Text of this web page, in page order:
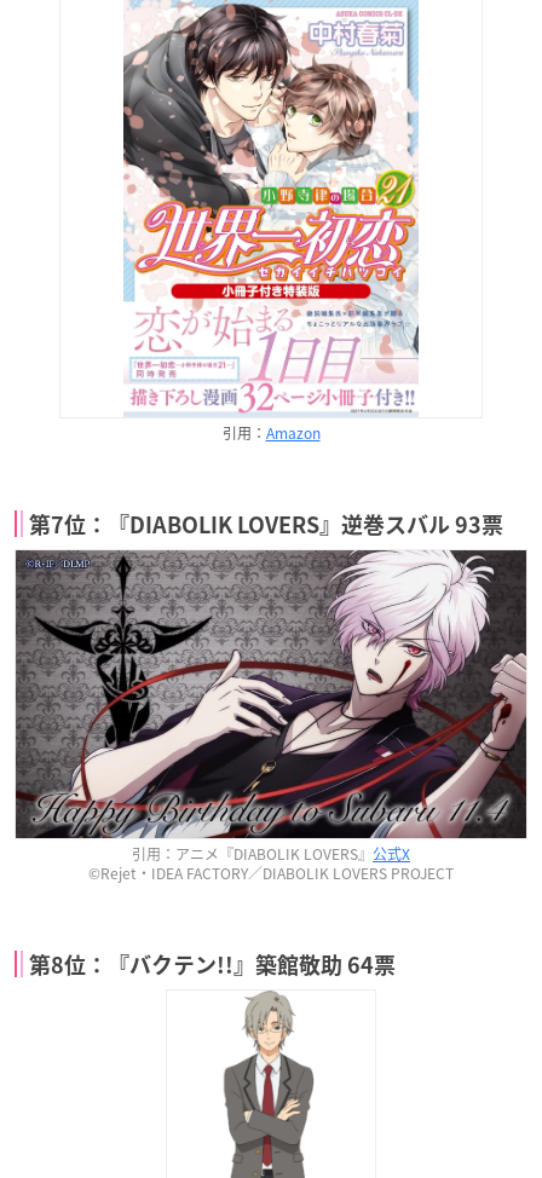
引用： Amazon
第7位：『DIABOLIK LOVERS』逆巻スバル 93票
引用：アニメ『DIABOLIK LOVERS』 公式X
©Rejet・IDEA FACTORY／DIABOLIK LOVERS PROJECT
第8位：『バクテン!!』築館敬助 64票